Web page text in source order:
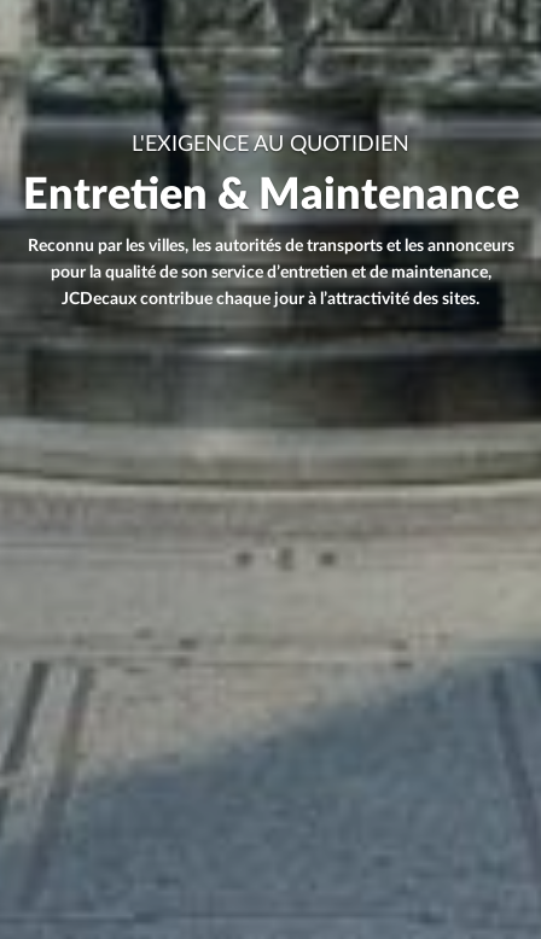
L'EXIGENCE AU QUOTIDIEN
Entretien & Maintenance
Reconnu par les villes, les autorités de transports et les annonceurs
pour la qualité de son service d’entretien et de maintenance,
JCDecaux contribue chaque jour à l’attractivité des sites.